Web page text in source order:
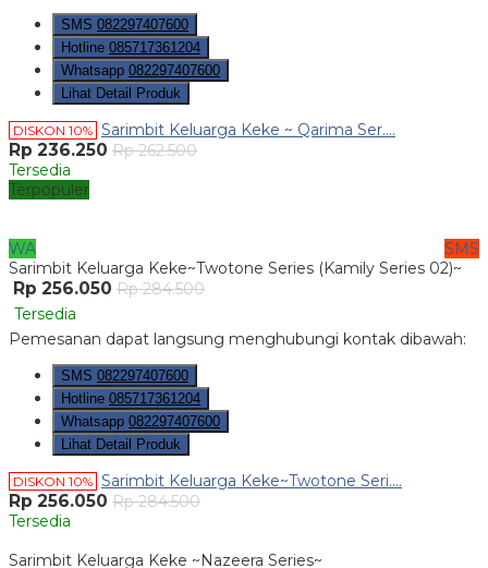
SMS 082297407600
Hotline 085717361204
Whatsapp 082297407600
Lihat Detail Produk
DISKON 10% Sarimbit Keluarga Keke ~ Qarima Ser....
Rp 236.250 Rp 262.500
Tersedia
Terpopuler
WA
SMS
Sarimbit Keluarga Keke~Twotone Series (Kamily Series 02)~
Rp 256.050 Rp 284.500
Tersedia
Pemesanan dapat langsung menghubungi kontak dibawah:
SMS 082297407600
Hotline 085717361204
Whatsapp 082297407600
Lihat Detail Produk
DISKON 10% Sarimbit Keluarga Keke~Twotone Seri....
Rp 256.050 Rp 284.500
Tersedia
Sarimbit Keluarga Keke ~Nazeera Series~